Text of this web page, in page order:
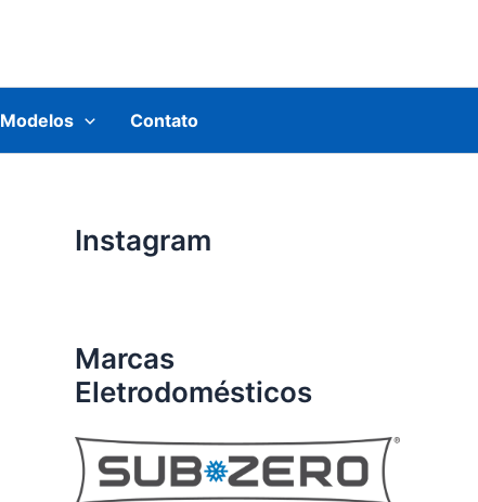
Modelos Contato
Instagram
Marcas
Eletrodomésticos